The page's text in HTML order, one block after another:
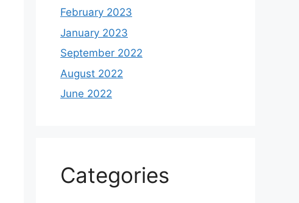
February 2023
January 2023
September 2022
August 2022
June 2022
Categories